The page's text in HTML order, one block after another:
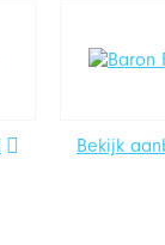
Bekijk